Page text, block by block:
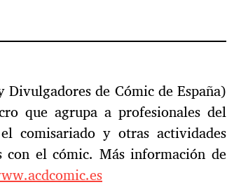
de Cómic de España)
que agrupa a profesionales del
comisariado y otras actividades
el cómic. Más información de